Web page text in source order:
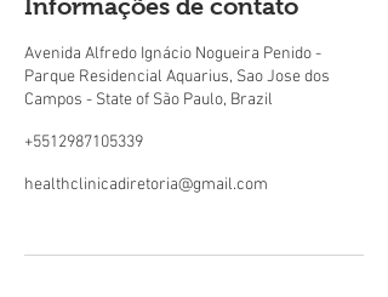
Informações de contato
Avenida Alfredo Ignácio Nogueira Penido -
Parque Residencial Aquarius, Sao Jose dos
Campos - State of São Paulo, Brazil
+5512987105339
healthclinicadiretoria@gmail.com